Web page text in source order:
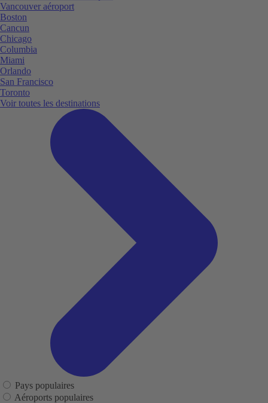
Vancouver aéroport
Boston
Cancun
Chicago
Columbia
Miami
Orlando
San Francisco
Toronto
Voir toutes les destinations
Pays populaires
Aéroports populaires